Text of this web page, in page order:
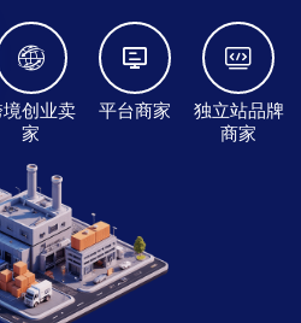
境创业卖
家
平台商家
独立站品牌
商家